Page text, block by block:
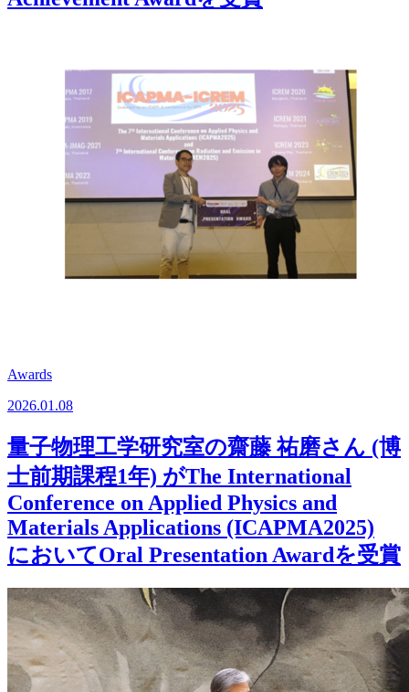
Awards
2026.01.08
量子物理工学研究室の齋藤 祐磨さん (博
士前期課程1年) がThe International
Conference on Applied Physics and
Materials Applications (ICAPMA2025)
においてOral Presentation Awardを受賞